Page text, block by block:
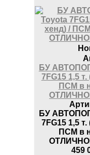
БУ
7FG15 1,5
ПСМ в
БУ
7FG15 1,5
ПСМ в
459